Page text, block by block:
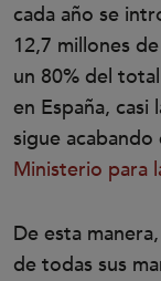
cada año se
12,7 millones
un 80% del
en España,
sigue
Ministerio para
De esta
de todas sus